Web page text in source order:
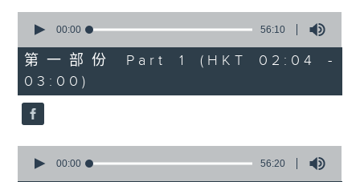
seconds
56
minutes,
10
seconds
00:00 56:10
第一部份 Part 1 (HKT 02:04 -
03:00)
seconds
00:00 56:20